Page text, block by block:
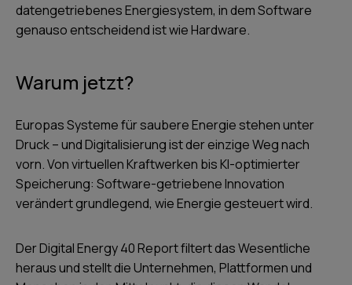
datengetriebenes Energiesystem, in dem Software
genauso entscheidend ist wie Hardware.
Warum jetzt?
Europas Systeme für saubere Energie stehen unter
Druck – und Digitalisierung ist der einzige Weg nach
vorn. Von virtuellen Kraftwerken bis KI-optimierter
Speicherung: Software-getriebene Innovation
verändert grundlegend, wie Energie gesteuert wird.
Der Digital Energy 40 Report filtert das Wesentliche
heraus und stellt die Unternehmen, Plattformen und